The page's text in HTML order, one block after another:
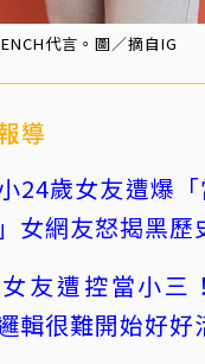
代言。圖／摘自IG
導
24歲女友遭爆
女網友怒揭黑歷
友遭控當小三
輯很難開始好好